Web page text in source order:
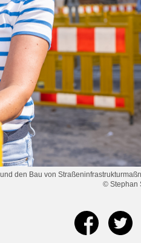
den Bau von
© Stephan